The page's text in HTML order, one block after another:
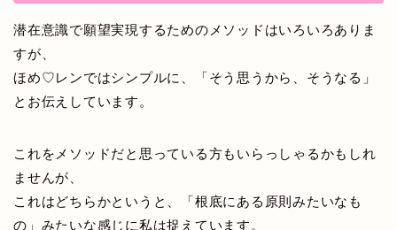
潜在意識で願望実現するためのメソッドはいろいろありま
すが、
ほめ♡レンではシンプルに、「そう思うから、そうなる 」
とお伝えしています。
これをメソッドだと思っている方もいらっしゃるかもしれ
ませんが、
これはどちらかというと、「根底にある原則みたいなも
の 」みたいな感じに私は捉えています。